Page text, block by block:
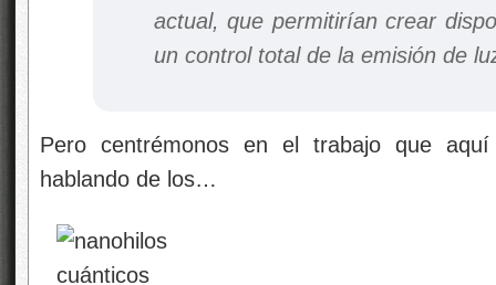
actual, que permitirían crear
un control total de la emisión de
Pero centrémonos en el trabajo que
hablando de los…